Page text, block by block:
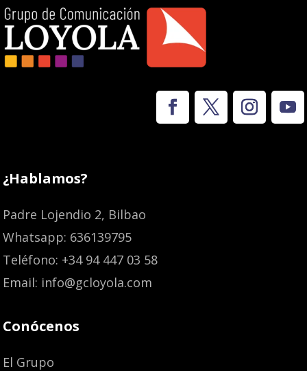
¿Hablamos?
Padre Lojendio 2, Bilbao
Whatsapp: 636139795
Teléfono: +34 94 447 03 58
Email: info@gcloyola.com
Conócenos
El Grupo